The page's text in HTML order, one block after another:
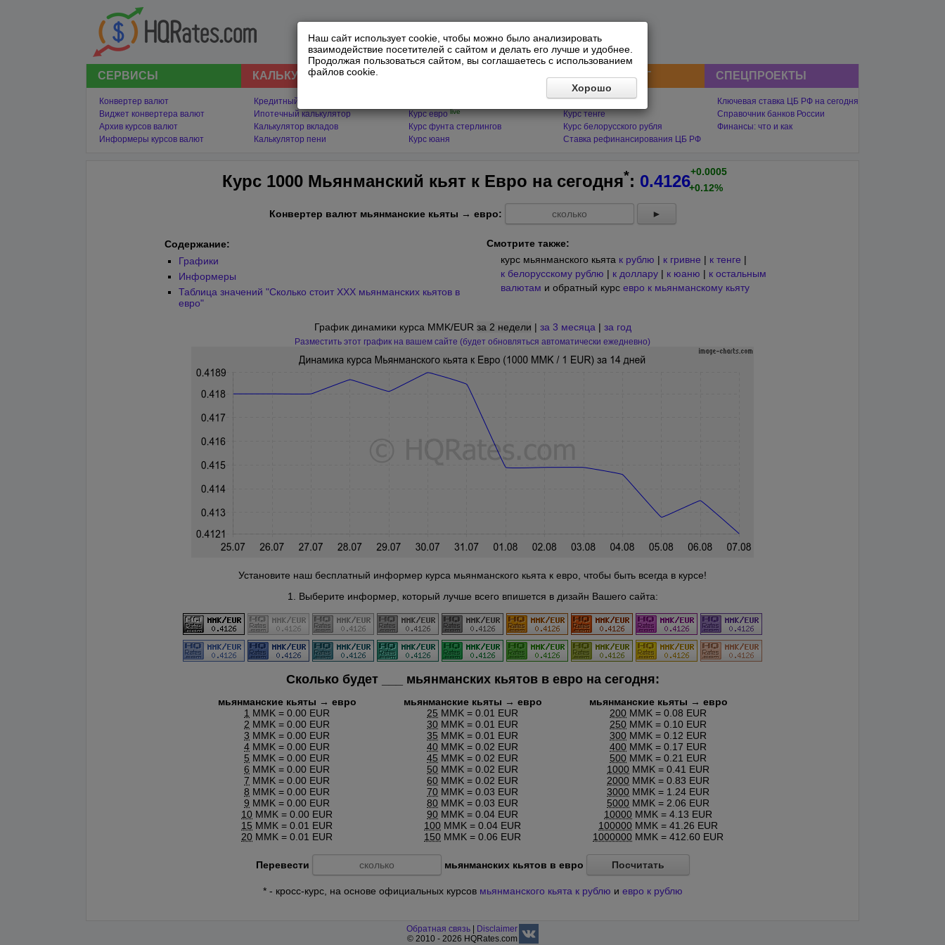
Наш сайт использует cookie, чтобы можно было анализировать
взаимодействие посетителей с сайтом и делать его лучше и удобнее.
Продолжая пользоваться сайтом, вы соглашаетесь с использованием
файлов cookie.
Хорошо
СЕРВИСЫ
Конвертер валют
Виджет конвертера валют
Архив курсов валют
Информеры курсов валют
КАЛЬКУЛЯТОРЫ
Кредитный калькулятор
Ипотечный калькулятор
Калькулятор вкладов
Калькулятор пени
Курс евро live
Курс фунта стерлингов
Курс юаня
ФИНАНСЫ СНГ
Курс гривны
Курс тенге
Курс белорусского рубля
Ставка рефинансирования ЦБ РФ
СПЕЦПРОЕКТЫ
Ключевая ставка ЦБ РФ на сегодня
Справочник банков России
Финансы: что и как
Курс 1000 Мьянманский кьят к Евро на сегодня*: 0.4126+0.0005
+0.12%
Конвертер валют мьянманские кьяты → евро: ►
Содержание:
Графики
Информеры
Таблица значений "Сколько стоит XXX мьянманских кьятов в
евро"
Смотрите также:
курс мьянманского кьята к рублю | к гривне | к тенге |
к белорусскому рублю | к доллару | к юаню | к остальным
валютам и обратный курс евро к мьянманскому кьяту
График динамики курса MMK/EUR за 2 недели | за 3 месяца | за год
Разместить этот график на вашем сайте (будет обновляться автоматически ежедневно)
Установите наш бесплатный информер курса мьянманского кьята к евро, чтобы быть всегда в курсе!
1. Выберите информер, который лучше всего впишется в дизайн Вашего сайта:
Сколько будет мьянманских кьятов в евро на сегодня:
мьянманские кьяты → евро
1 MMK = 0.00 EUR
2 MMK = 0.00 EUR
3 MMK = 0.00 EUR
4 MMK = 0.00 EUR
5 MMK = 0.00 EUR
6 MMK = 0.00 EUR
7 MMK = 0.00 EUR
8 MMK = 0.00 EUR
9 MMK = 0.00 EUR
10 MMK = 0.00 EUR
15 MMK = 0.01 EUR
20 MMK = 0.01 EUR
мьянманские кьяты → евро
25 MMK = 0.01 EUR
30 MMK = 0.01 EUR
35 MMK = 0.01 EUR
40 MMK = 0.02 EUR
45 MMK = 0.02 EUR
50 MMK = 0.02 EUR
60 MMK = 0.02 EUR
70 MMK = 0.03 EUR
80 MMK = 0.03 EUR
90 MMK = 0.04 EUR
100 MMK = 0.04 EUR
150 MMK = 0.06 EUR
мьянманские кьяты → евро
200 MMK = 0.08 EUR
250 MMK = 0.10 EUR
300 MMK = 0.12 EUR
400 MMK = 0.17 EUR
500 MMK = 0.21 EUR
1000 MMK = 0.41 EUR
2000 MMK = 0.83 EUR
3000 MMK = 1.24 EUR
5000 MMK = 2.06 EUR
10000 MMK = 4.13 EUR
100000 MMK = 41.26 EUR
1000000 MMK = 412.60 EUR
Перевести мьянманских кьятов в евро Посчитать
* - кросс-курс, на основе официальных курсов мьянманского кьята к рублю и евро к рублю
Обратная связь
Disclaimer
© 2010 - 2026 HQRates.com